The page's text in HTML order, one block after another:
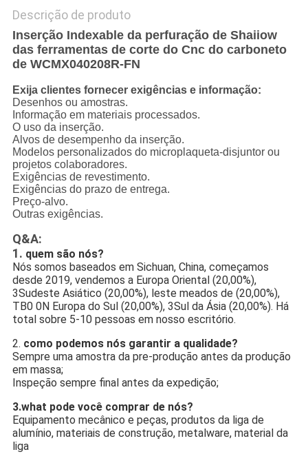
Descrição de produto
Inserção Indexable da perfuração de Shaiiow
das ferramentas de corte do Cnc do carboneto
de WCMX040208R-FN
Exija clientes fornecer exigências e informação:
Desenhos ou amostras.
Informação em materiais processados.
O uso da inserção.
Alvos de desempenho da inserção.
Modelos personalizados do microplaqueta-disjuntor ou
projetos colaboradores.
Exigências de revestimento.
Exigências do prazo de entrega.
Preço-alvo.
Outras exigências.
Q&A:
1. quem são nós?
Nós somos baseados em Sichuan, China, começamos
desde 2019, vendemos a Europa Oriental (20,00%),
3Sudeste Asiático (20,00%), leste meados de (20,00%),
TB0 0N Europa do Sul (20,00%), 3Sul da Ásia (20,00%). Há
total sobre 5-10 pessoas em nosso escritório.
2. como podemos nós garantir a qualidade?
Sempre uma amostra da pre-produção antes da produção
em massa;
Inspeção sempre final antes da expedição;
3.what pode você comprar de nós?
Equipamento mecânico e peças, produtos da liga de
alumínio, materiais de construção, metalware, material da
liga